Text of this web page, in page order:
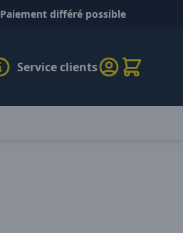
Paiement différé possible
Service clients